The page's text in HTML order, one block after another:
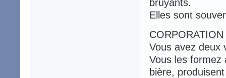
bruyants.
Elles sont
Vous avez deux
Vous les formez
bière,